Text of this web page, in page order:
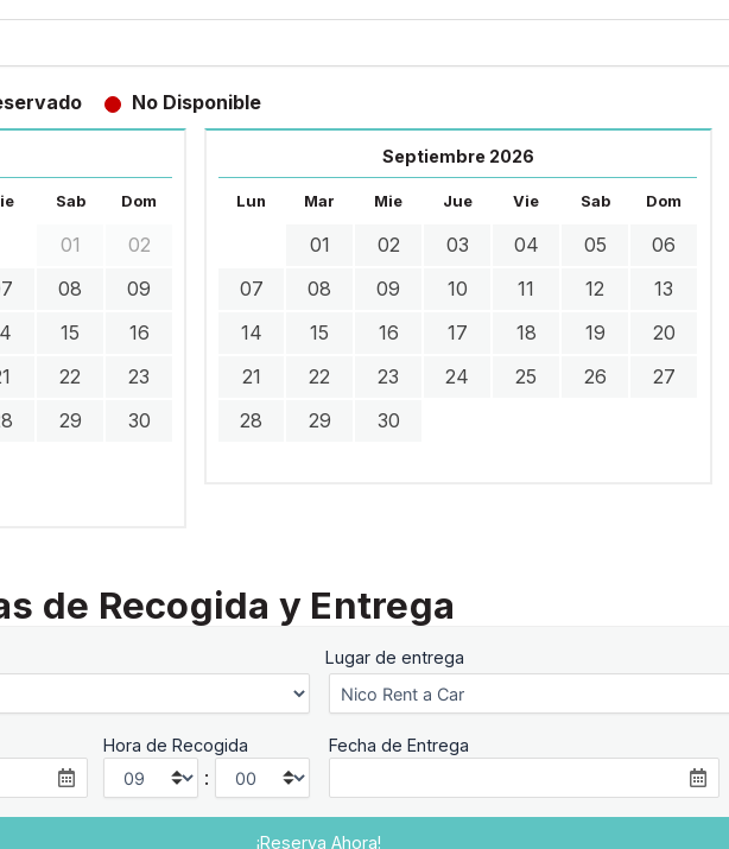
No Disponible
Sab Dom
01
02
08
09
15
16
22
23
29
30
Septiembre 2026
Lun Mar Mie Jue Vie Sab Dom
01 02 03 04 05
06
07
08 09 10 11 12
13
14
15 16 17 18 19
20
21
22 23 24 25 26
27
28
29 30
de Recogida y Entrega
Lugar de entrega
Hora de Recogida
:
Fecha de Entrega